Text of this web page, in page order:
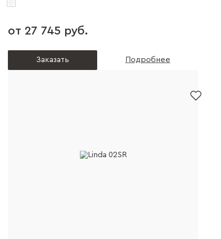
от 27 745 руб.
Заказать Подробнее